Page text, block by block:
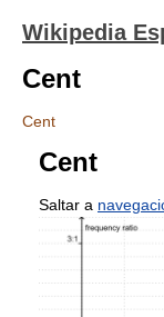
Wikipedia
Cent
Cent
Cent
Saltar a